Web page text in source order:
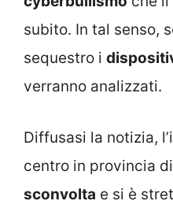
subito. In tal senso,
sequestro i
verranno analizzati.
Diffusasi la notizia,
centro in provincia
sconvolta e si è